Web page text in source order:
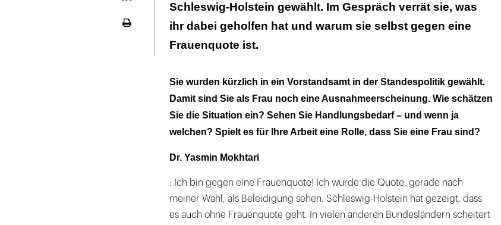
Schleswig-Holstein gewählt. Im Gespräch verrät sie, was
ihr dabei geholfen hat und warum sie selbst gegen eine
Frauenquote ist.
Sie wurden kürzlich in ein Vorstandsamt in der Standespolitik gewählt.
Damit sind Sie als Frau noch eine Ausnahmeerscheinung. Wie schätzen
Sie die Situation ein? Sehen Sie Handlungsbedarf – und wenn ja
welchen? Spielt es für Ihre Arbeit eine Rolle, dass Sie eine Frau sind?
Dr. Yasmin Mokhtari
: Ich bin gegen eine Frauenquote! Ich würde die Quote, gerade nach
meiner Wahl, als Beleidigung sehen. Schleswig-Holstein hat gezeigt, dass
es auch ohne Frauenquote geht. In vielen anderen Bundesländern scheitert